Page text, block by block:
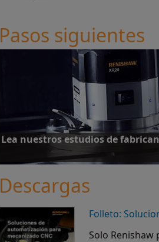
Pasos siguientes
Lea nuestros estudios de
Descargas
Folleto:
Solo